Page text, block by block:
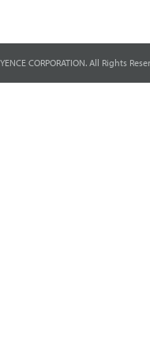
CORPORATION. All Rights